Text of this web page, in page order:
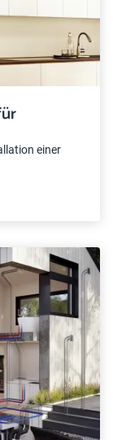
einer